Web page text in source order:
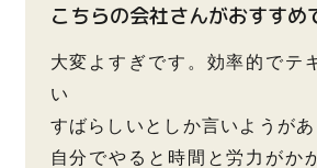
こちらの会社さんがおすすめ
大変よすぎです。効率的でテ
い
すばらしいとしか言いようが
自分でやると時間と労力がか